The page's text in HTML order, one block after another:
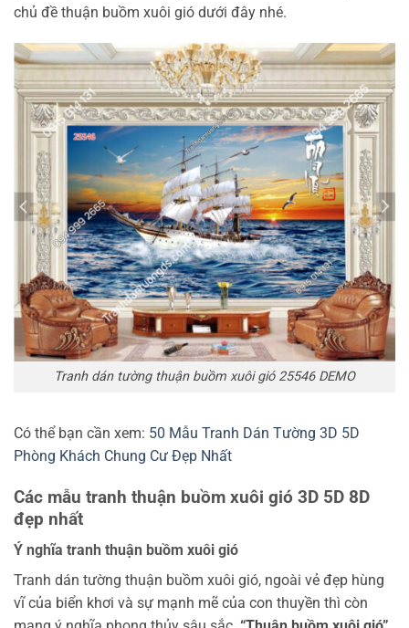
chủ đề thuận buồm xuôi gió dưới đây nhé.
Tranh dán tường thuận buồm xuôi gió 25546 DEMO
Có thể bạn cần xem: 50 Mẫu Tranh Dán Tường 3D 5D
Phòng Khách Chung Cư Đẹp Nhất
Các mẫu tranh thuận buồm xuôi gió 3D 5D 8D
đẹp nhất
Ý nghĩa tranh thuận buồm xuôi gió
Tranh dán tường thuận buồm xuôi gió, ngoài vẻ đẹp hùng
vĩ của biển khơi và sự mạnh mẽ của con thuyền thì còn